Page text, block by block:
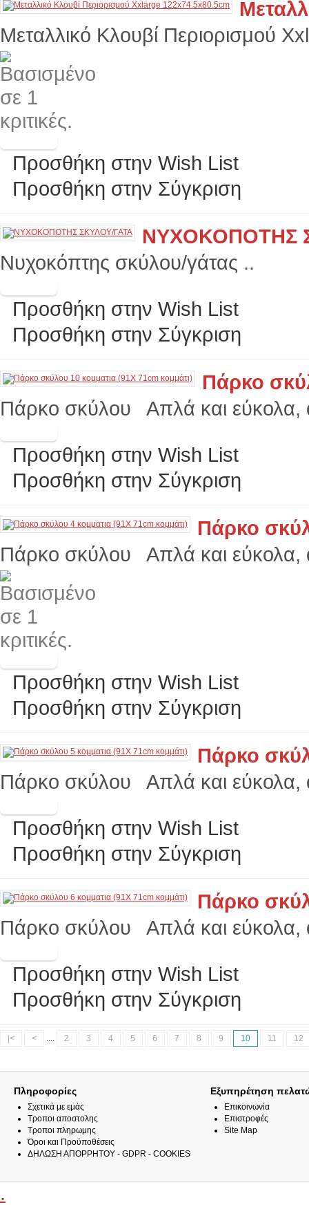
Μεταλλικό Κλουβί Περιορισμού
Προσθήκη στην Wish List
Προσθήκη στην Σύγκριση
ΝΥΧΟΚΟΠΟΤΗΣ
Νυχοκόπτης σκύλου/γάτας ..
Προσθήκη στην Wish List
Προσθήκη στην Σύγκριση
Πάρκο
Πάρκο σκύλου Απλά και εύκολα,
Προσθήκη στην Wish List
Προσθήκη στην Σύγκριση
Πάρκο
Πάρκο σκύλου Απλά και εύκολα,
Προσθήκη στην Wish List
Προσθήκη στην Σύγκριση
Πάρκο
Πάρκο σκύλου Απλά και εύκολα,
Προσθήκη στην Wish List
Προσθήκη στην Σύγκριση
Πάρκο
Πάρκο σκύλου Απλά και εύκολα,
Προσθήκη στην Wish List
Προσθήκη στην Σύγκριση
|< < .... 2 3 4 5 6 7 8 9 10 11 12
Πληροφορίες
Σχετικά με εμάς
Τροποι αποστολης
Τροποι πληρωμης
Όροι και Προϋποθέσεις
ΔΗΛΩΣΗ ΑΠΟΡΡΗΤΟΥ - GDPR - COOKIES
Εξυπηρέτηση
Επικοινωνία
Επιστροφές
Site Map
.